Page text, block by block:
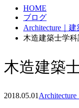
HOME
ブログ
Architecture｜建
木造建築士学
木造建築
2018.05.01